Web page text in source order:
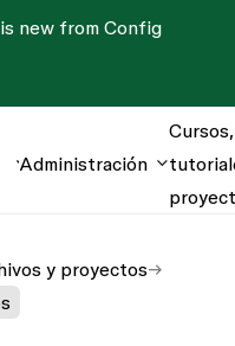
new from Config
Administración
Cursos,
y proyectos